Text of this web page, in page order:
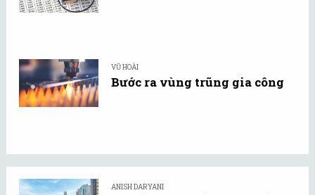
VŨ HOÀI
Bước ra vùng trũng gia công
ANISH DARYANI